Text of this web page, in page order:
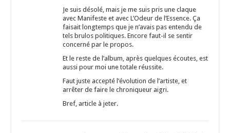
Je suis désolé, mais je me suis pris une claque
avec Manifeste et avec L’Odeur de l’Essence. Ça
faisait longtemps que je n’avais pas entendu de
tels brulos politiques. Encore faut-il se sentir
concerné par le propos.
Et le reste de l’album, après quelques écoutes, est
aussi pour moi une totale réussite.
Faut juste accepté l’évolution de l’artiste, et
arrêter de faire le chroniqueur aigri.
Bref, article à jeter.